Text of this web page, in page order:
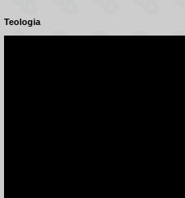
Teologia